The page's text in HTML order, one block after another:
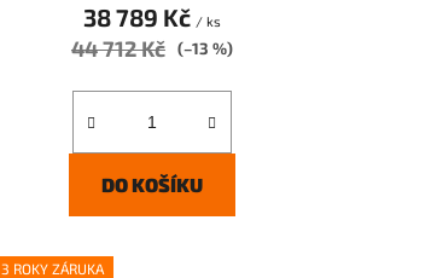
38 789 Kč / ks
44 712 Kč (–13 %)
DO KOŠÍKU
3 ROKY ZÁRUKA